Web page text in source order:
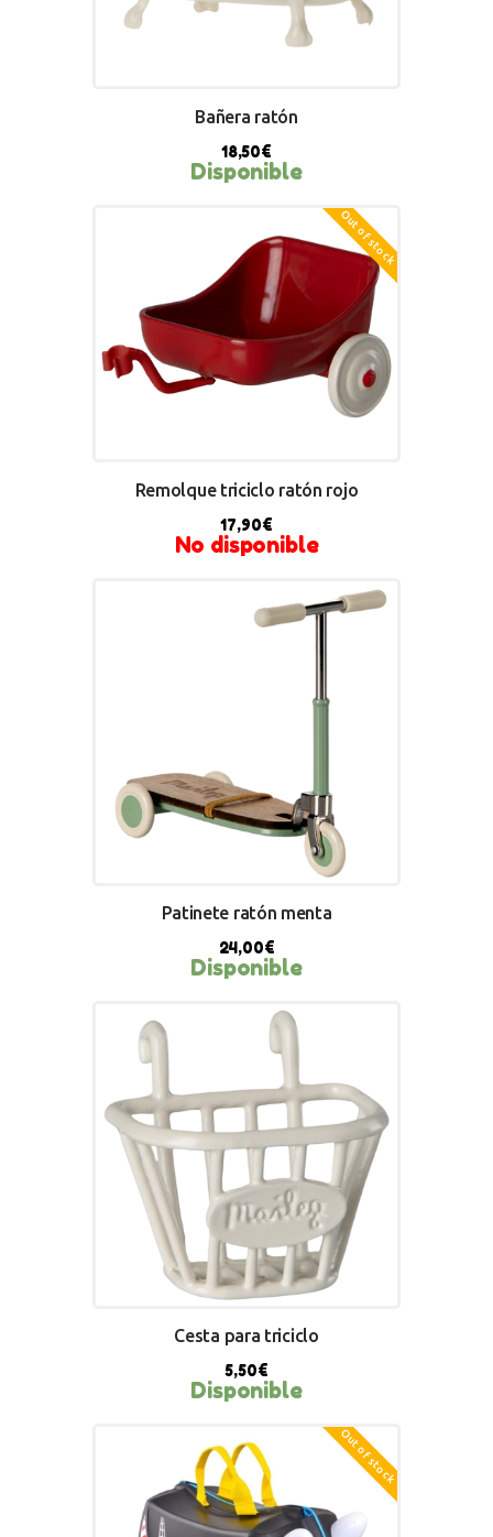
Bañera ratón
18,50€
Disponible
Out of stock
Remolque triciclo ratón rojo
17,90€
No disponible
Patinete ratón menta
24,00€
Disponible
BUY NOW
Cesta para triciclo
5,50€
Disponible
Out of stock